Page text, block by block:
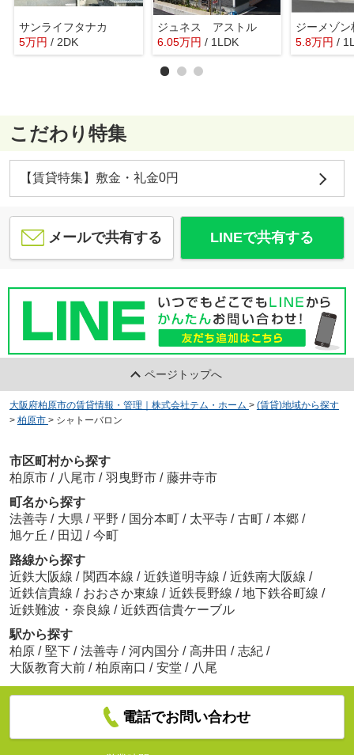
サンライフタナカ
5万円 / 2DK
ジュネス アストル
6.05万円 / 1LDK
ジーメゾン
5.8万円 /
こだわり特集
【賃貸特集】敷金・礼金0円
メールで共有する LINEで共有する
ページトップへ
大阪府柏原市の賃貸情報・管理｜株式会社テム・ホーム > (賃貸)地域から探す
> 柏原市 > シャトーバロン
市区町村から探す
柏原市 / 八尾市 / 羽曳野市 / 藤井寺市
町名から探す
法善寺 / 大県 / 平野 / 国分本町 / 太平寺 / 古町 / 本郷 /
旭ケ丘 / 田辺 / 今町
路線から探す
近鉄大阪線 / 関西本線 / 近鉄道明寺線 / 近鉄南大阪線 /
近鉄信貴線 / おおさか東線 / 近鉄長野線 / 地下鉄谷町線 /
近鉄難波・奈良線 / 近鉄西信貴ケーブル
駅から探す
柏原 / 堅下 / 法善寺 / 河内国分 / 高井田 / 志紀 /
大阪教育大前 / 柏原南口 / 安堂 / 八尾
電話でお問い合わせ